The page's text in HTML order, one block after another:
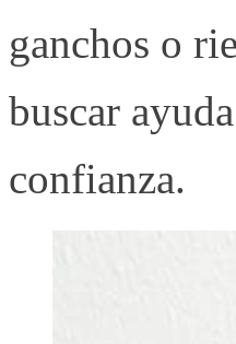
ganchos o
buscar
confianza.